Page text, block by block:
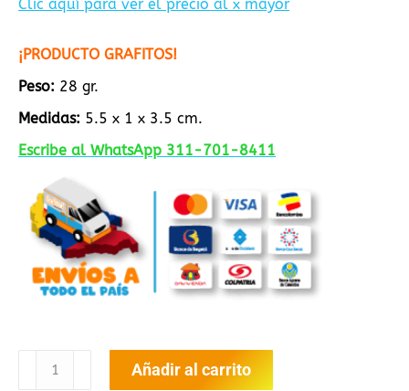
Clic aquí para ver el precio al x mayor
¡PRODUCTO GRAFITOS!
Peso: 28 gr.
Medidas: 5.5 x 1 x 3.5 cm.
Escribe al WhatsApp 311-701-8411
Añadir al carrito